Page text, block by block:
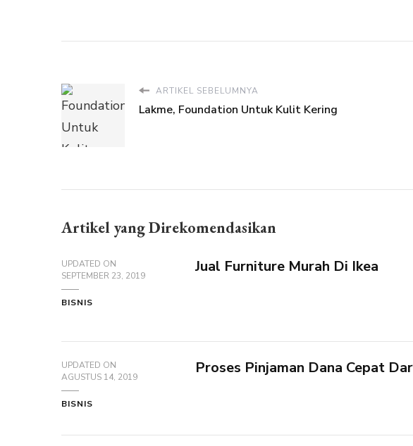
ARTIKEL SEBELUMNYA
Lakme, Foundation Untuk Kulit Kering
Artikel yang Direkomendasikan
UPDATED ON
SEPTEMBER 23, 2019
BISNIS
Jual Furniture Murah Di Ikea
UPDATED ON
AGUSTUS 14, 2019
BISNIS
Proses Pinjaman Dana Cepat